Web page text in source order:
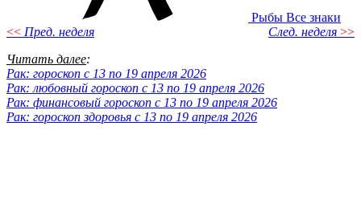
Рыбы Все знаки
<< Пред. неделя След. неделя >>
Читать далее:
Рак: гороскоп с 13 по 19 апреля 2026
Рак: любовный гороскоп с 13 по 19 апреля 2026
Рак: финансовый гороскоп с 13 по 19 апреля 2026
Рак: гороскоп здоровья с 13 по 19 апреля 2026